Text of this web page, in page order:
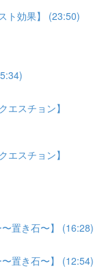
ト効果】 (23:50)
エスチョン】
エスチョン】
置き石〜】 (16:28)
置き石〜】 (12:54)